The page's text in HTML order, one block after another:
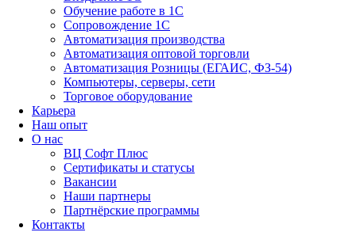
Обучение работе в 1С
Сопровождение 1С
Автоматизация производства
Автоматизация оптовой торговли
Автоматизация Розницы (ЕГАИС, ФЗ-54)
Компьютеры, серверы, сети
Торговое оборудование
Карьера
Наш опыт
О нас
ВЦ Софт Плюс
Сертификаты и статусы
Вакансии
Наши партнеры
Партнёрские программы
Контакты